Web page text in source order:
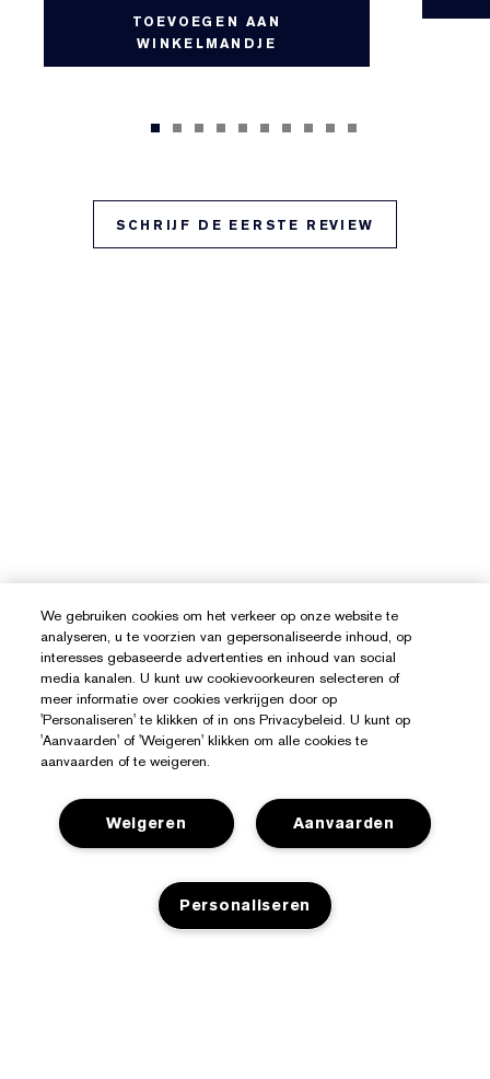
TOEVOEGEN AAN
WINKELMANDJE
SCHRIJF DE EERSTE REVIEW
We gebruiken cookies om het verkeer op onze website te
analyseren, u te voorzien van gepersonaliseerde inhoud, op
interesses gebaseerde advertenties en inhoud van social
media kanalen. U kunt uw cookievoorkeuren selecteren of
meer informatie over cookies verkrijgen door op
'Personaliseren' te klikken of in ons Privacybeleid. U kunt op
'Aanvaarden' of 'Weigeren' klikken om alle cookies te
aanvaarden of te weigeren.
Aanvaarden
Weigeren
Personaliseren